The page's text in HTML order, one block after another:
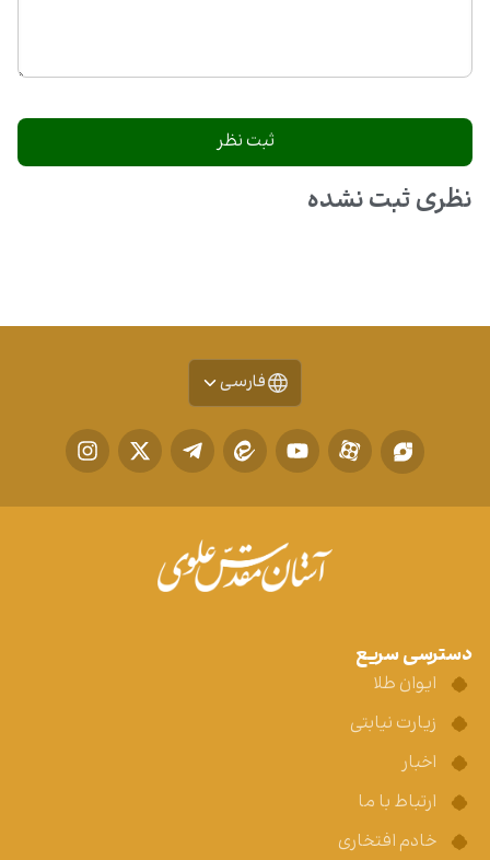
نظری ثبت نشده
فارسی
دسترسی سریع
ایوان طلا
زیارت نیابتی
اخبار
ارتباط با ما
خادم افتخاری